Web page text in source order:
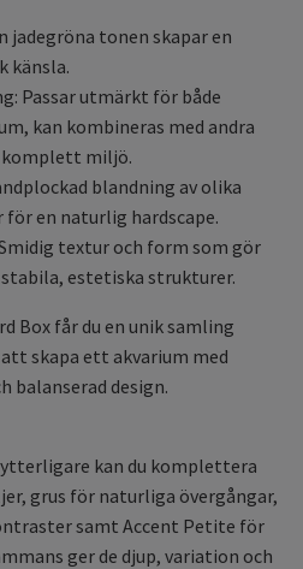
jadegröna tonen skapar en
känsla.
Passar utmärkt för både
kan kombineras med andra
miljö.
blandning av olika
en naturlig hardscape.
textur och form som gör
estetiska strukturer.
Box får du en unik samling
skapa ett akvarium med
balanserad design.
kan du komplettera
grus för naturliga övergångar,
samt Accent Petite för
ger de djup, variation och